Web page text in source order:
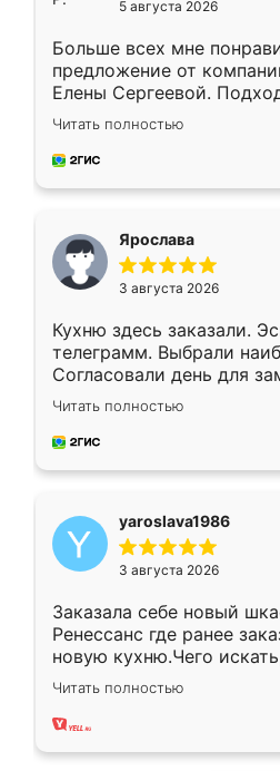
5 августа 2026
Больше всех мне
предложение от
Елены Сергеевой.
короткие сроки
для замера сотрудник
предложил по моему
Читать полностью
Ярослава
3 августа 2026
Кухню здесь заказали.
телеграмм. Выбрали
Согласовали день для
недели кухня была уже
довольны работой.
мебель за качественную
Читать полностью
yaroslava1986
3 августа 2026
Заказала себе новый
Ренессанс где ранее
новую кухню.Чего
вполне довольна.
два года, нареканий нет.
Читать полностью